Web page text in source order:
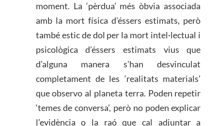
moment. La ‘pèrdua’ més òbvia associada
amb la mort física d’éssers estimats, però
també estic de dol per la mort intel·lectual i
psicològica d’éssers estimats vius que
d’alguna manera s’han desvinculat
completament de les ‘realitats materials’
que observo al planeta terra. Poden repetir
‘temes de conversa’, però no poden explicar
l’evidència o la raó que cal adjuntar a